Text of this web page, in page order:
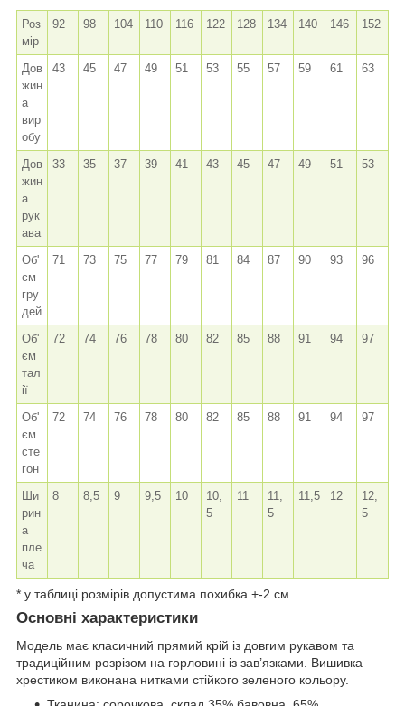
Роз
мір
92 98 104 110 116 122 128 134 140 146 152
Дов
жин
а
вир
обу
43 45 47 49 51 53 55 57 59 61 63
Дов
жин
а
рук
ава
33 35 37 39 41 43 45 47 49 51 53
Об'
єм
гру
дей
71 73 75 77 79 81 84 87 90 93 96
Об'
єм
тал
ії
72 74 76 78 80 82 85 88 91 94 97
Об'
єм
сте
гон
72 74 76 78 80 82 85 88 91 94 97
Ши
рин
а
пле
ча
8 8,5 9 9,5 10
10,
5
11
11,
5
11,5 12
12,
5
* у таблиці розмірів допустима похибка +-2 см
Основні характеристики
Модель має класичний прямий крій із довгим рукавом та
традиційним розрізом на горловині із зав’язками. Вишивка
хрестиком виконана нитками стійкого зеленого кольору.